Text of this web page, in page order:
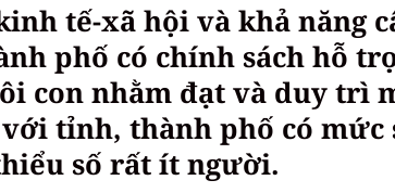
tế-xã hội và khả năng
phố có chính sách hỗ
con nhằm đạt và duy trì
tỉnh, thành phố có
số rất ít người.